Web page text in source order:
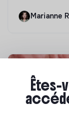
Marianne
Êtes-